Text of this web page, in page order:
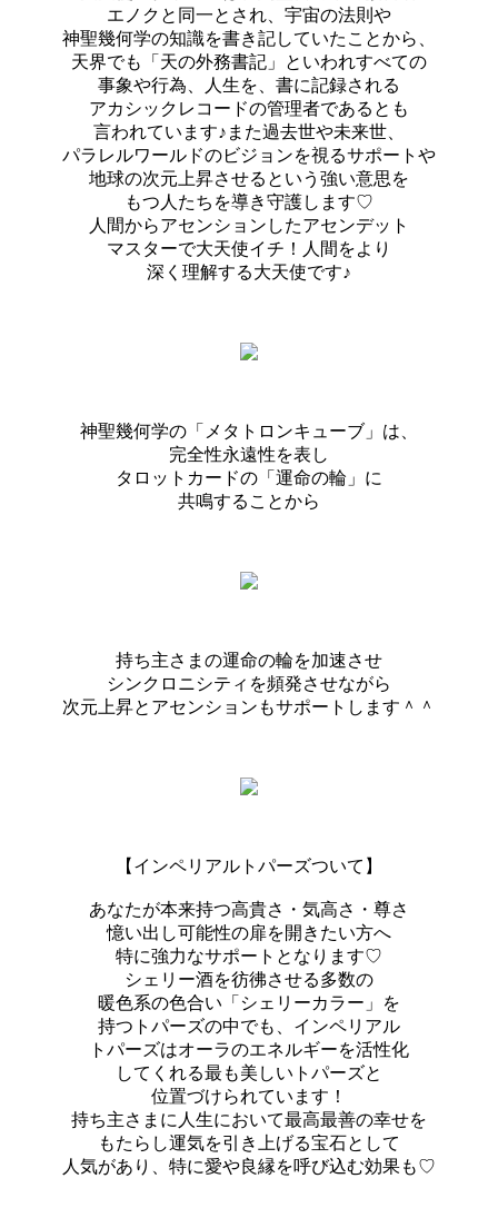
エノクと同一とされ、宇宙の法則や
神聖幾何学の知識を書き記していたことから、
天界でも「天の外務書記」といわれすべての
事象や行為、人生を、書に記録される
アカシックレコードの管理者であるとも
言われています♪また過去世や未来世、
パラレルワールドのビジョンを視るサポートや
地球の次元上昇させるという強い意思を
もつ人たちを導き守護します♡
人間からアセンションしたアセンデット
マスターで大天使イチ！人間をより
深く理解する大天使です♪
神聖幾何学の「メタトロンキューブ」は、
完全性永遠性を表し
タロットカードの「運命の輪」に
共鳴することから
持ち主さまの運命の輪を加速させ
シンクロニシティを頻発させながら
次元上昇とアセンションもサポートします＾＾
【インペリアルトパーズついて】
あなたが本来持つ高貴さ・気高さ・尊さ
憶い出し可能性の扉を開きたい方へ
特に強力なサポートとなります♡
シェリー酒を彷彿させる多数の
暖色系の色合い「シェリーカラー」を
持つトパーズの中でも、インペリアル
トパーズはオーラのエネルギーを活性化
してくれる最も美しいトパーズと
位置づけられています！
持ち主さまに人生において最高最善の幸せを
もたらし運気を引き上げる宝石として
人気があり、特に愛や良縁を呼び込む効果も♡